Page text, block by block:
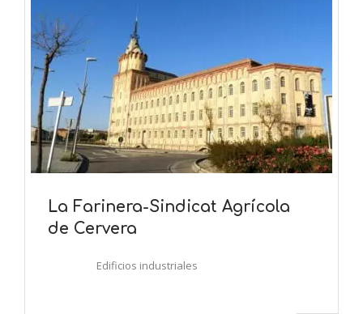
La Farinera-Sindicat Agrícola
de Cervera
Edificios industriales